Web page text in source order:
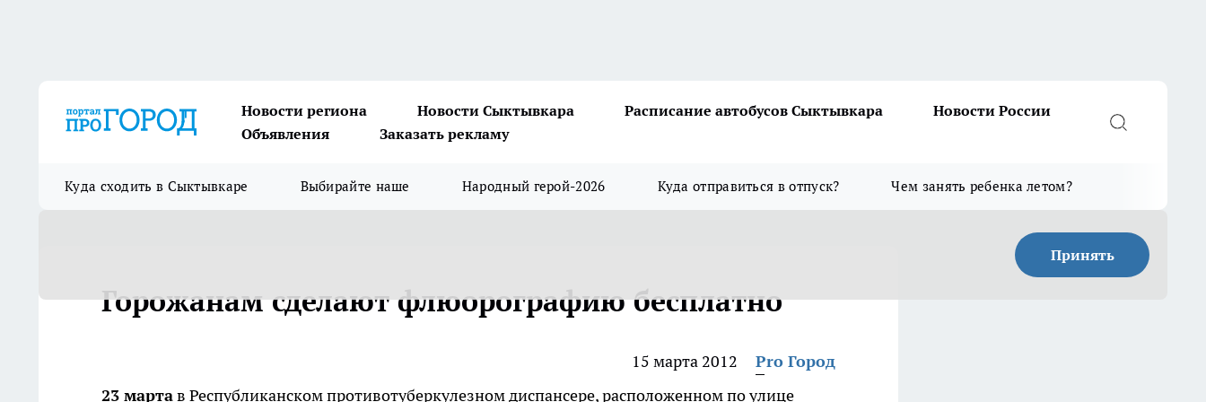
Новости региона Новости Сыктывкара Расписание автобусов Сыктывкара
Новости России
Объявления
Заказать рекламу
Куда сходить в Сыктывкаре Выбирайте наше Народный герой-2026 Куда отправиться в отпуск? Чем занять ребенка летом?
Принять
Горожанам сделают флюорографию бесплатно
15 марта 2012
Pro Город
23 мартав Республиканском противотуберкулезном диспансере, расположенном по улице